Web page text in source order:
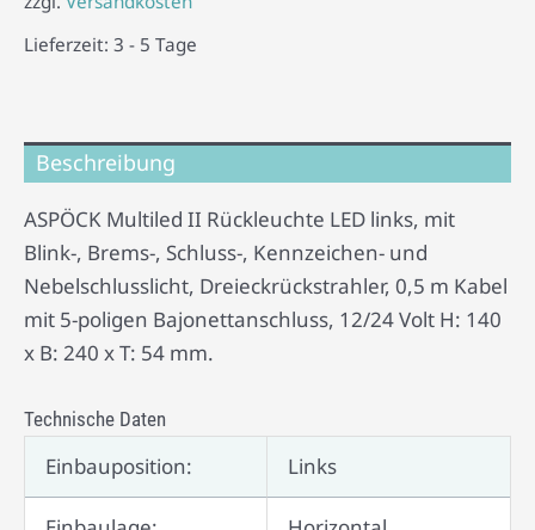
Lieferzeit: 3 - 5 Tage
Beschreibung
ASPÖCK Multiled II Rückleuchte LED links, mit
Blink-, Brems-, Schluss-, Kennzeichen- und
Nebelschlusslicht, Dreieckrückstrahler, 0,5 m Kabel
mit 5-poligen Bajonettanschluss, 12/24 Volt H: 140
x B: 240 x T: 54 mm.
Technische Daten
Einbauposition: Links